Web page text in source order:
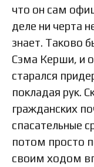
что он сам
деле ни черта
знает. Таково
Сэма Керши, и
старался
покладая рук.
гражданских
спасательные
потом просто
своим ходом